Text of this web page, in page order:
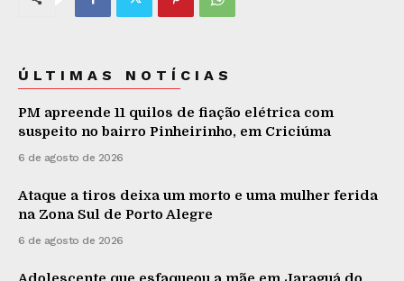
ÚLTIMAS NOTÍCIAS
PM apreende 11 quilos de fiação elétrica com
suspeito no bairro Pinheirinho, em Criciúma
6 de agosto de 2026
Ataque a tiros deixa um morto e uma mulher ferida
na Zona Sul de Porto Alegre
6 de agosto de 2026